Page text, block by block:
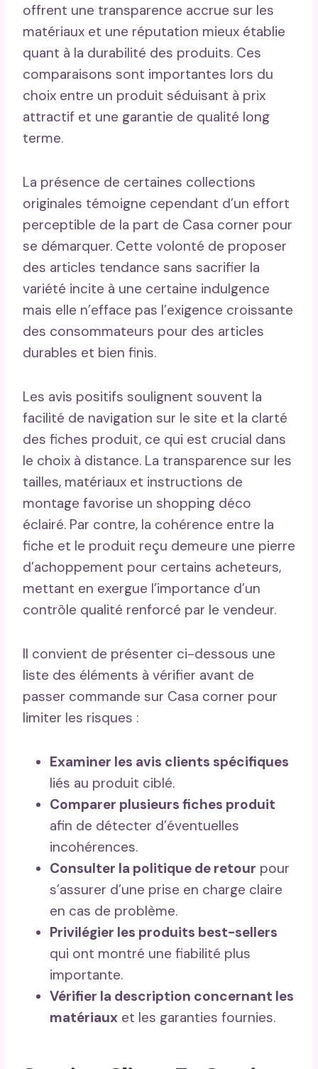
offrent une transparence accrue sur les
matériaux et une réputation mieux établie
quant à la durabilité des produits. Ces
comparaisons sont importantes lors du
choix entre un produit séduisant à prix
attractif et une garantie de qualité long
terme.
La présence de certaines collections
originales témoigne cependant d’un effort
perceptible de la part de Casa corner pour
se démarquer. Cette volonté de proposer
des articles tendance sans sacrifier la
variété incite à une certaine indulgence
mais elle n’efface pas l’exigence croissante
des consommateurs pour des articles
durables et bien finis.
Les avis positifs soulignent souvent la
facilité de navigation sur le site et la clarté
des fiches produit, ce qui est crucial dans
le choix à distance. La transparence sur les
tailles, matériaux et instructions de
montage favorise un shopping déco
éclairé. Par contre, la cohérence entre la
fiche et le produit reçu demeure une pierre
d’achoppement pour certains acheteurs,
mettant en exergue l’importance d’un
contrôle qualité renforcé par le vendeur.
Il convient de présenter ci-dessous une
liste des éléments à vérifier avant de
passer commande sur Casa corner pour
limiter les risques :
Examiner les avis clients spécifiques
liés au produit ciblé.
Comparer plusieurs fiches produit
afin de détecter d’éventuelles
incohérences.
Consulter la politique de retour pour
s’assurer d’une prise en charge claire
en cas de problème.
Privilégier les produits best-sellers
qui ont montré une fiabilité plus
importante.
Vérifier la description concernant les
matériaux et les garanties fournies.